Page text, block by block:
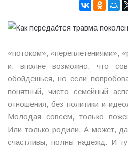
«потоком», «переплетениями»,
и, вполне возможно, что
обойдешься, но если
понятный, чисто семейный
отношения, без политики и
Молодая совсем, только
Или только родили. А может,
счастливы, полны надежд. И